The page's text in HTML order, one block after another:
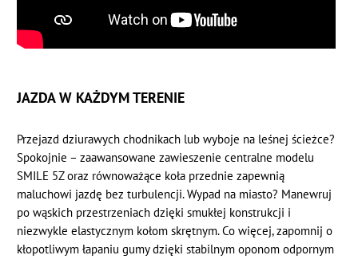
JAZDA W KAŻDYM TERENIE
Przejazd dziurawych chodnikach lub wyboje na leśnej ścieżce?
Spokojnie – zaawansowane zawieszenie centralne modelu
SMILE 5Z oraz równoważące koła przednie zapewnią
maluchowi jazdę bez turbulencji. Wypad na miasto? Manewruj
po wąskich przestrzeniach dzięki smukłej konstrukcji i
niezwykle elastycznym kołom skrętnym. Co więcej, zapomnij o
kłopotliwym łapaniu gumy dzięki stabilnym oponom odpornym